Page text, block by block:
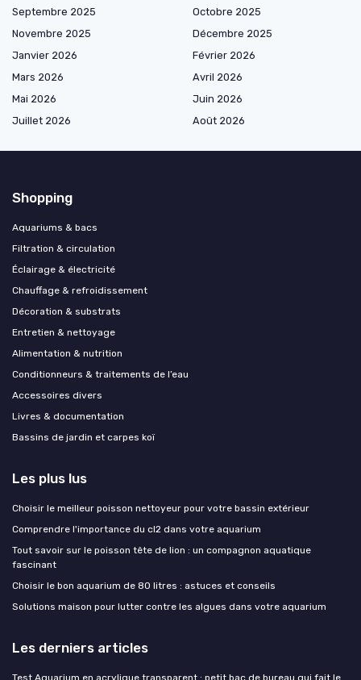
Septembre 2025
Octobre 2025
Novembre 2025
Décembre 2025
Janvier 2026
Février 2026
Mars 2026
Avril 2026
Mai 2026
Juin 2026
Juillet 2026
Août 2026
Shopping
Aquariums & bacs
Filtration & circulation
Éclairage & électricité
Chauffage & refroidissement
Décoration & substrats
Entretien & nettoyage
Alimentation & nutrition
Conditionneurs & traitements de l’eau
Accessoires divers
Livres & documentation
Bassins de jardin et carpes koï
Les plus lus
Choisir le meilleur poisson nettoyeur pour votre bassin extérieur
Comprendre l'importance du cl2 dans votre aquarium
Tout savoir sur le poisson tête de lion : un compagnon aquatique
fascinant
Choisir le bon aquarium de 80 litres : astuces et conseils
Solutions maison pour lutter contre les algues dans votre aquarium
Les derniers articles
Test Aquarium en acrylique transparent : petit bac de bureau qui fait le